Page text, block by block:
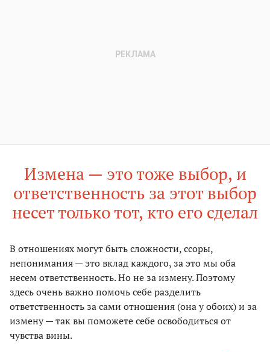
Измена — это тоже выбор, и
ответственность за этот выбор
несет только тот, кто его сделал
В отношениях могут быть сложности, ссоры,
непонимания — это вклад каждого, за это мы оба
несем ответственность. Но не за измену. Поэтому
здесь очень важно помочь себе разделить
ответственность за сами отношения (она у обоих) и за
измену — так вы поможете себе освободиться от
чувства вины.